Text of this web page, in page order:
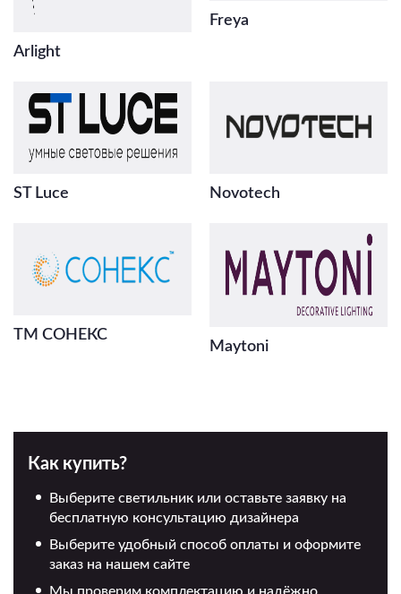
Arlight
Freya
ST Luce Novotech
ТМ СОНЕКС
Maytoni
Как купить?
Выберите светильник или оставьте заявку на
бесплатную консультацию дизайнера
Выберите удобный способ оплаты и оформите
заказ на нашем сайте
Мы проверим комплектацию и надёжно